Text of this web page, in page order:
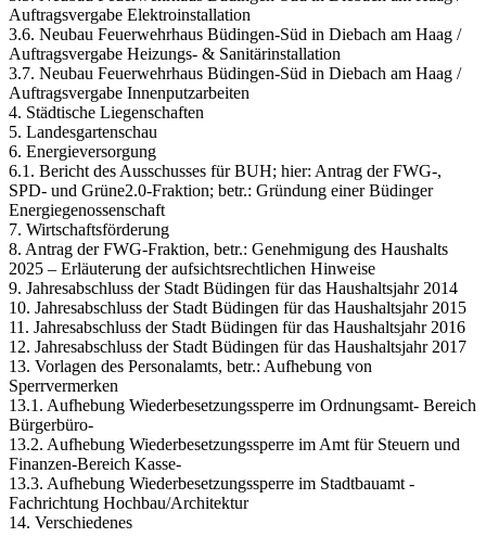
Auftragsvergabe Elektroinstallation
3.6. Neubau Feuerwehrhaus Büdingen-Süd in Diebach am Haag /
Auftragsvergabe Heizungs- & Sanitärinstallation
3.7. Neubau Feuerwehrhaus Büdingen-Süd in Diebach am Haag /
Auftragsvergabe Innenputzarbeiten
4. Städtische Liegenschaften
5. Landesgartenschau
6. Energieversorgung
6.1. Bericht des Ausschusses für BUH; hier: Antrag der FWG-,
SPD- und Grüne2.0-Fraktion; betr.: Gründung einer Büdinger
Energiegenossenschaft
7. Wirtschaftsförderung
8. Antrag der FWG-Fraktion, betr.: Genehmigung des Haushalts
2025 – Erläuterung der aufsichtsrechtlichen Hinweise
9. Jahresabschluss der Stadt Büdingen für das Haushaltsjahr 2014
10. Jahresabschluss der Stadt Büdingen für das Haushaltsjahr 2015
11. Jahresabschluss der Stadt Büdingen für das Haushaltsjahr 2016
12. Jahresabschluss der Stadt Büdingen für das Haushaltsjahr 2017
13. Vorlagen des Personalamts, betr.: Aufhebung von
Sperrvermerken
13.1. Aufhebung Wiederbesetzungssperre im Ordnungsamt- Bereich
Bürgerbüro-
13.2. Aufhebung Wiederbesetzungssperre im Amt für Steuern und
Finanzen-Bereich Kasse-
13.3. Aufhebung Wiederbesetzungssperre im Stadtbauamt -
Fachrichtung Hochbau/Architektur
14. Verschiedenes